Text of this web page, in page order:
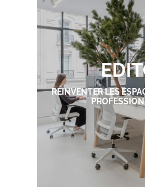
RÉINVENTER LES